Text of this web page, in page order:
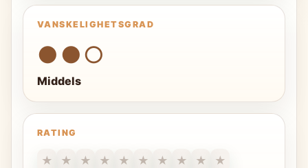
VANSKELIGHETSGRAD
●●○
Middels
RATING
★ ★ ★ ★ ★ ★ ★ ★ ★
★